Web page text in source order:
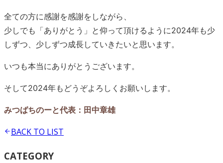
全ての方に感謝を感謝をしながら、
少しでも「ありがとう」と仰って頂けるように2024年も少
しずつ、少しずつ成長していきたいと思います。
いつも本当にありがとうございます。
そして2024年もどうぞよろしくお願いします。
みつばちのーと代表：田中章雄
BACK TO LIST
CATEGORY